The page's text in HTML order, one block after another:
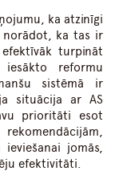
ka atzinīgi
norādot, ka tas ir
turpināt
reformu
sistēmā ir
situācija ar AS
prioritāti esot
jomās,
efektivitāti.